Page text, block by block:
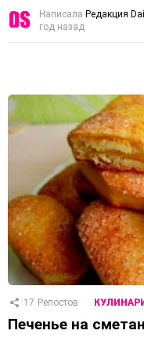
Написала Редакция
год назад
17 Репостов
Печенье на